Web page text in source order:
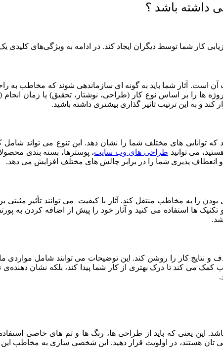
داشته باشد ؟
کار شما توسط دیگران ایجاد کند. در ادامه به ویژگی‌های کلیدی
است. آثار شما باید به گونه‌ ای سازماندهی شوند که مخاطب به
ها را بر اساس نوع کار (طراحی، نوشتار، تحقیق) یا زمان
و به این ترتیب تاثیر گذاری بیشتری داشته باشید.
که توانایی‌ های مختلف شما را نشان دهد. این تنوع می‌ تواند
می‌ توانید طراحی‌ های وب‌ سایت، پوسترها، بسته‌ بندی
انعطاف‌ پذیری شما را در برابر چالش‌ های مختلف افزایش می‌ دهد.
را به مخاطب منتقل کند. آثار با کیفیت می‌ توانند تأثیر مثبتی
تکنیک‌ ها استفاده می‌ کنید و آثار خود را پیش از اضافه کردن به
نتایج کار را روشن کند. این توضیحات می‌ توانند شامل مواردی
کمک می‌ کند تا درک بهتری از کار شما پیدا کند، بلکه نشان‌
این یعنی که باید از طراحی‌ ها، رنگ‌ ها و تم‌ های خاصی استفاده
هستند، در اولویت قرار دهید. این شخصی‌ سازی به مخاطب